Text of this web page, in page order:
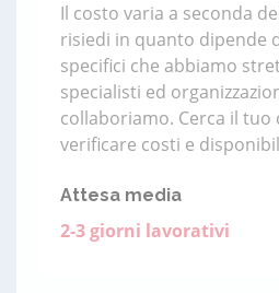
Il costo varia a seconda
risiedi in quanto dipende
specifici che abbiamo
specialisti ed
collaboriamo. Cerca il tuo
verificare costi e
Attesa media
2-3 giorni lavorativi